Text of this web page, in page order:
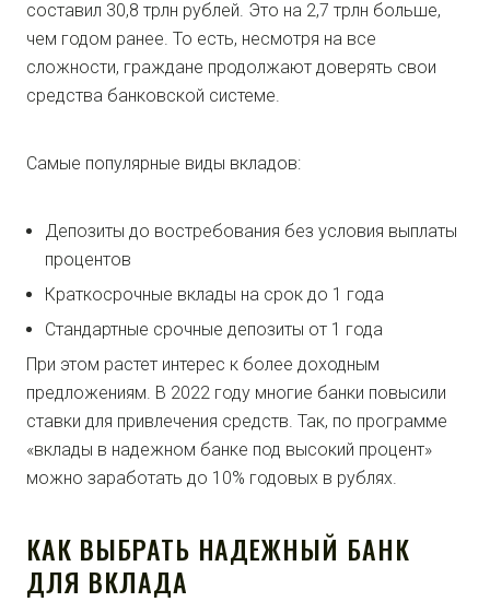
составил 30,8 трлн рублей. Это на 2,7 трлн больше,
чем годом ранее. То есть, несмотря на все
сложности, граждане продолжают доверять свои
средства банковской системе.
Самые популярные виды вкладов:
Депозиты до востребования без условия выплаты
процентов
Краткосрочные вклады на срок до 1 года
Стандартные срочные депозиты от 1 года
При этом растет интерес к более доходным
предложениям. В 2022 году многие банки повысили
ставки для привлечения средств. Так, по программе
«вклады в надежном банке под высокий процент»
можно заработать до 10% годовых в рублях.
КАК ВЫБРАТЬ НАДЕЖНЫЙ БАНК
ДЛЯ ВКЛАДА